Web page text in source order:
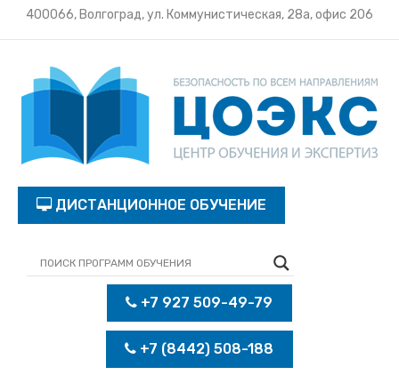
400066, Волгоград, ул. Коммунистическая, 28а, офис 206
ДИСТАНЦИОННОЕ ОБУЧЕНИЕ
+7 927 509-49-79
+7 (8442) 508-188